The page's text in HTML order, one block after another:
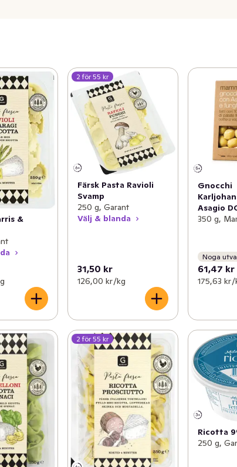
&
2 för 55 kr
Färsk Pasta Ravioli
Svamp
250 g, Garant
Välj & blanda
31,50 kr
126,00 kr /kg
Gnocchi
Asagio
350 g,
Noga
61,47 kr
175,63 kr /
2 för 55 kr
Ricotta
250 g,